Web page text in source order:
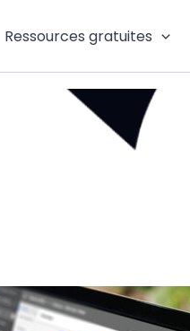
Ressources gratuites